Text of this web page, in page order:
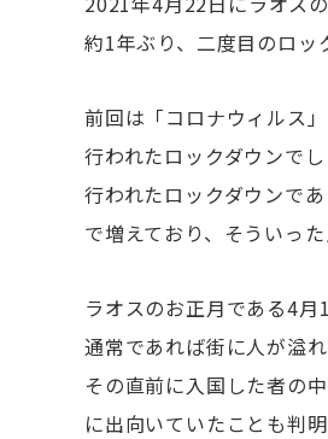
約1年ぶり、二度目のロッ
前回は「コロナウィルス
行われたロックダウンで
行われたロックダウンで
で増えており、そういっ
ラオスのお正月である4月
通常であれば街に人が溢
その直前に入国した者の
に出向いていたことも判